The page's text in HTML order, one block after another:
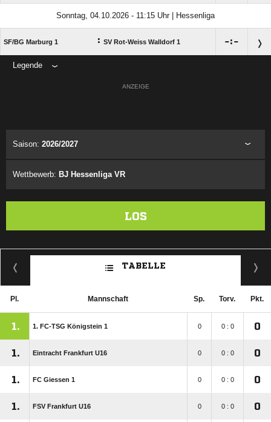
Sonntag, 04.10.2026 - 11:15 Uhr | Hessenliga
SF/​BG Marburg 1 : SV Rot-Weiss Walldorf 1 :
Legende
ANZEIGE
Saison: 2026/2027
Wettbewerb: BJ Hessenliga VR
LOS
TABELLE
Pl. Mannschaft Sp. Torv. Pkt.
1. 1. FC-TSG Königstein 1 0 0 : 0 0
1. Eintracht Frankfurt U16 0 0 : 0 0
1. FC Giessen 1 0 0 : 0 0
1. FSV Frankfurt U16 0 0 : 0 0